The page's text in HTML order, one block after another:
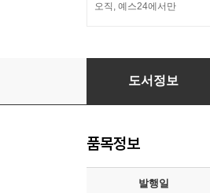
오직, 예스24에서만
새로운 예술을 찾아서
도서정보
품목정보
발행일